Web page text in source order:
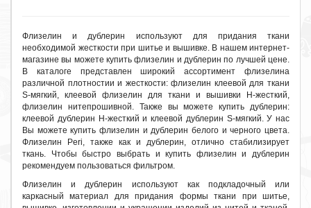
Флизелин и дублерин используют для придания ткани
необходимой жесткости при шитье и вышивке. В нашем интернет-
магазине вы можете купить флизелин и дублерин по лучшей цене.
В каталоге представлен широкий ассортимент флизелина
различной плотностии и жесткости: флизелин клеевой для ткани
S-мягкий, клеевой флизелин для ткани и вышивки H-жесткий,
флизелин нитепрошивной. Также вы можете купить дублерин:
клеевой дублерин H-жесткий и клеевой дублерин S-мягкий. У нас
Вы можете купить флизелин и дублерин белого и черного цвета.
Флизелин Peri, также как и дублерин, отлично стабилизирует
ткань. Чтобы быстро выбрать и купить флизелин и дублерин
рекомендуем пользоваться фильтром.
Флизелин и дублерин используют как подкладочный или
каркасный материал для придания формы ткани при шитье,